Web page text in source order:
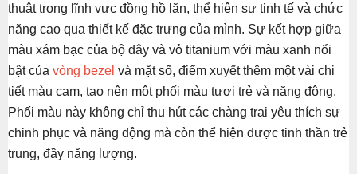
thuật trong lĩnh vực đồng hồ lặn, thể hiện sự tinh tế và chức
năng cao qua thiết kế đặc trưng của mình. Sự kết hợp giữa
màu xám bạc của bộ dây và vỏ titanium với màu xanh nổi
bật của vòng bezel và mặt số, điểm xuyết thêm một vài chi
tiết màu cam, tạo nên một phối màu tươi trẻ và năng động.
Phối màu này không chỉ thu hút các chàng trai yêu thích sự
chinh phục và năng động mà còn thể hiện được tinh thần trẻ
trung, đầy năng lượng.